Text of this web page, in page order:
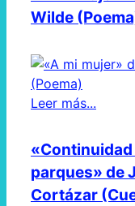
Wilde
Leer más...
«Continuidad
parques» de
Cortázar